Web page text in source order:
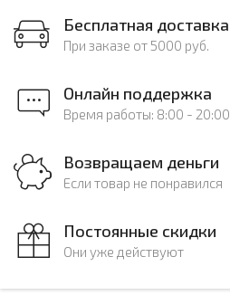
Бесплатная доставка
При заказе от 5000 руб.
Онлайн поддержка
Время работы: 8:00 - 20:00
Возвращаем деньги
Если товар не понравился
Постоянные скидки
Они уже действуют